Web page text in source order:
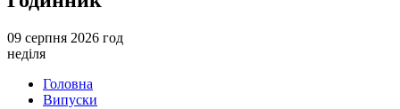
09 серпня 2026 год
неділя
Головна
Випуски